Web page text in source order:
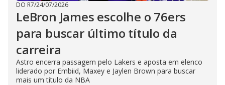
DO R7/24/07/2026
LeBron James escolhe o 76ers
para buscar último título da
carreira
Astro encerra passagem pelo Lakers e aposta em elenco
liderado por Embiid, Maxey e Jaylen Brown para buscar
mais um título da NBA